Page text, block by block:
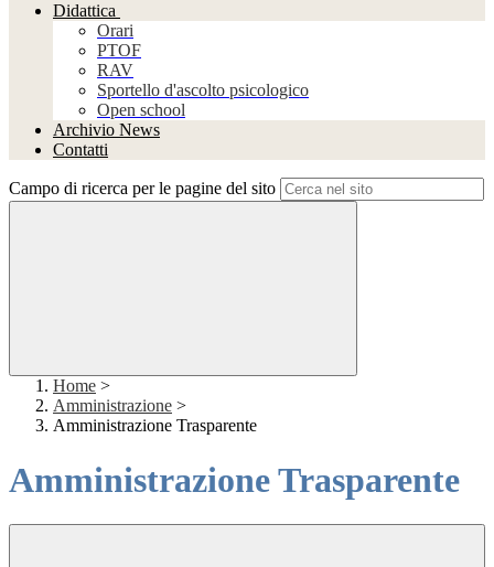
Didattica
Orari
PTOF
RAV
Sportello d'ascolto psicologico
Open school
Archivio News
Contatti
Campo di ricerca per le pagine del sito
Home >
Amministrazione >
Amministrazione Trasparente
Amministrazione Trasparente